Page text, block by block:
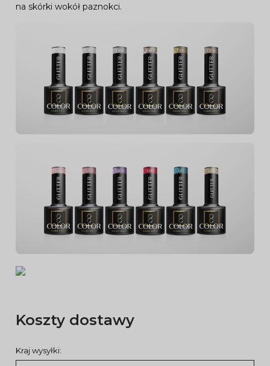
na skórki wokół paznokci.
Koszty dostawy
Kraj wysyłki: